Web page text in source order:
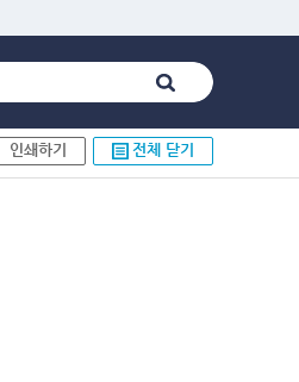
인쇄하기 전체 닫기